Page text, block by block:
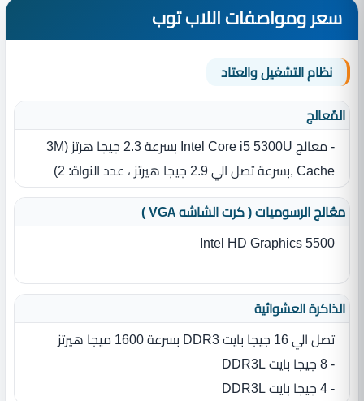
سعر ومواصفات اللاب توب
نظام التشغيل والعتاد
المٌعالج
- معالج ‏Intel Core i5 5300U بسرعة 2.3 جيجا هرتز ‏(‏3M
Cache ‏,بسرعة تصل الي 2.9 جيجا هيرتز ،‏ عدد النواة‏:‏ 2)
معُالج الرسوميات ( كرت الشاشه VGA )
Intel HD Graphics 5500
الذاكرة العشوائية
تصل الي 16 جيجا بايت DDR3 بسرعة 1600 ميجا هيرتز
- 8 جيجا بايت DDR3L
- 4 جيجا بايت DDR3L